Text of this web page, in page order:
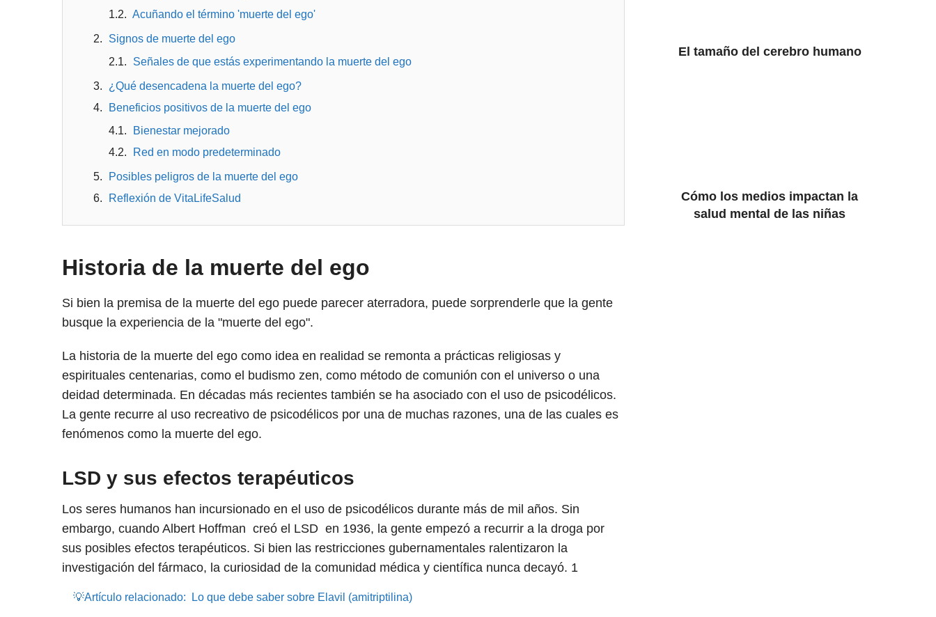
Acuñando el término 'muerte del ego'
Signos de muerte del ego
Señales de que estás experimentando la muerte del ego
¿Qué desencadena la muerte del ego?
Beneficios positivos de la muerte del ego
Bienestar mejorado
Red en modo predeterminado
Posibles peligros de la muerte del ego
Reflexión de VitaLifeSalud
Historia de la muerte del ego
Si bien la premisa de la muerte del ego puede parecer aterradora, puede sorprenderle que la gente
busque la experiencia de la "muerte del ego".
La historia de la muerte del ego como idea en realidad se remonta a prácticas religiosas y
espirituales centenarias, como el budismo zen, como método de comunión con el universo o una
deidad determinada. En décadas más recientes también se ha asociado con el uso de psicodélicos.
La gente recurre al uso recreativo de psicodélicos por una de muchas razones, una de las cuales es
fenómenos como la muerte del ego.
LSD y sus efectos terapéuticos
Los seres humanos han incursionado en el uso de psicodélicos durante más de mil años. Sin
embargo, cuando Albert Hoffman creó el LSD en 1936, la gente empezó a recurrir a la droga por
sus posibles efectos terapéuticos. Si bien las restricciones gubernamentales ralentizaron la
investigación del fármaco, la curiosidad de la comunidad médica y científica nunca decayó. 1
💡Artículo relacionado: Lo que debe saber sobre Elavil (amitriptilina)
El tamaño del cerebro humano
Cómo los medios impactan la
salud mental de las niñas